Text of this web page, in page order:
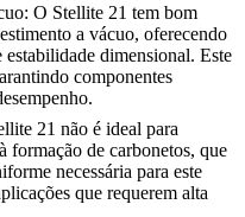
: O Stellite 21 tem bom
a vácuo, oferecendo
estabilidade dimensional. Este
componentes
21 não é ideal para
formação de carbonetos, que
necessária para este
que requerem alta